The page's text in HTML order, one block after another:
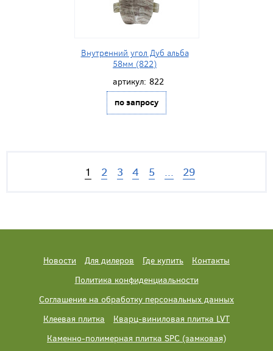
Внутренний угол Дуб альба
58мм (822)
артикул: 822
по запросу
1 2 3 4 5 ... 29
Новости Для дилеров Где купить
Контакты
Политика конфиденциальности
Соглашение на обработку персональных данных
Клеевая плитка
Кварц-виниловая плитка LVT
Каменно-полимерная плитка SPC (замковая)